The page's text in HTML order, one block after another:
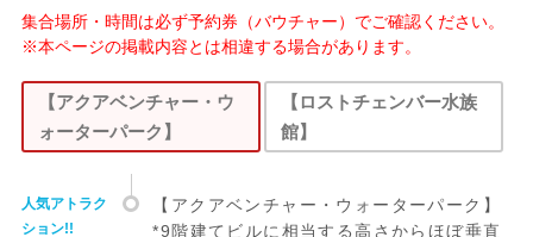
集合場所・時間は必ず予約券（バウチャー）でご確認ください。
※本ページの掲載内容とは相違する場合があります。
【アクアベンチャー・ウ
ォーターパーク】
人気アトラク
ション!!
【アクアベンチャー・ウォーターパーク】
*9階建てビルに相当する高さからほぼ垂直
【ロストチェンバー水族
館】